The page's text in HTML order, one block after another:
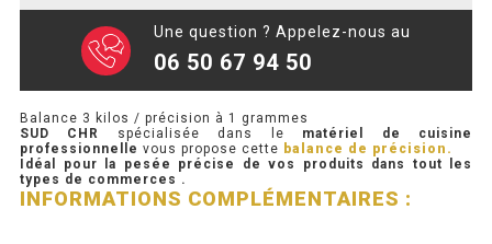
SALADETTE 800 VITRÉE
MEUBLE À PIZZA
MEUBLE À PIZZA COMPACT
MEUBLE À PIZZA
Une question ? Appelez-nous au
06 50 67 94 50
Balance 3 kilos / précision à 1 grammes
SUD CHR
spécialisée dans le matériel de cuisine
professionnelle vous propose cette balance de précision.
Idéal pour la pesée précise de vos produits dans tout les
types de commerces .
INFORMATIONS COMPLÉMENTAIRES :